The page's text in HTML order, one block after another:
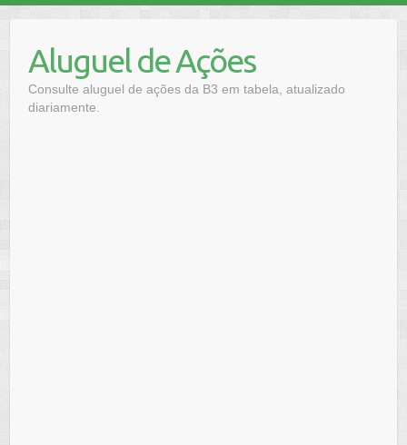
contentAluguel de Ações
Consulte aluguel de ações da B3 em tabela, atualizado
diariamente.